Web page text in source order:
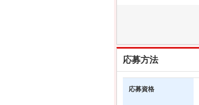
応募方法
応募資格